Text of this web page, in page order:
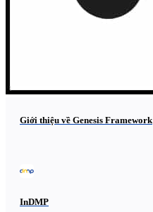
Giới thiệu về Genesis Framework
InDMP